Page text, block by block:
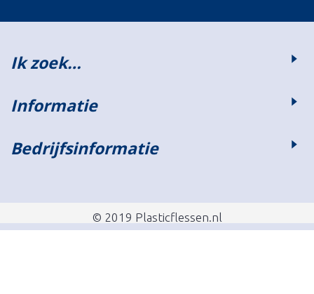
Ik zoek…
Informatie
Bedrijfsinformatie
© 2019 Plasticflessen.nl